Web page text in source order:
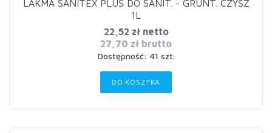
LAKMA SANITEX PLUS DO SANIT. - GRUNT. CZYSZ
1L
22,52 zł netto
27,70 zł brutto
Dostępność: 41 szt.
DO KOSZYKA